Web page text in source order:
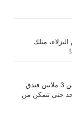
مثلك
يبحث HotelsCombined في أكثر من 3 ملايين فندق
حتى تتمكن من